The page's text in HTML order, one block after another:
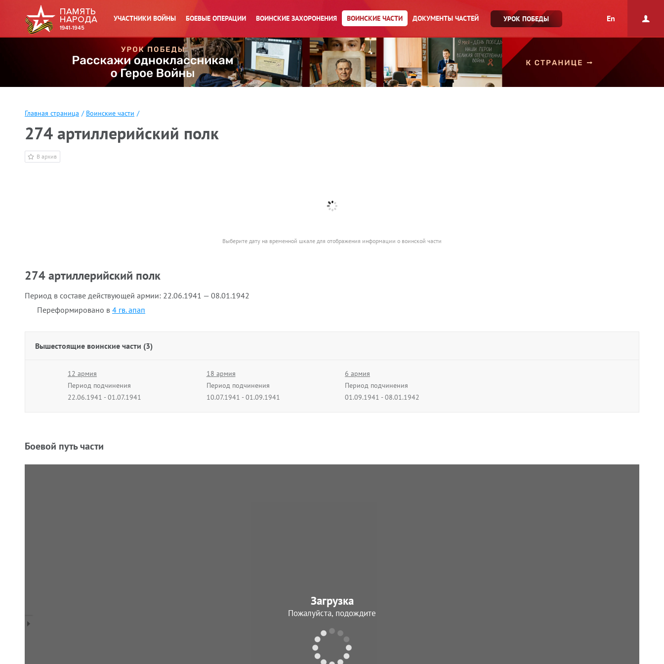
УЧАСТНИКИ ВОЙНЫ БОЕВЫЕ ОПЕРАЦИИ ВОИНСКИЕ ЗАХОРОНЕНИЯ ВОИНСКИЕ ЧАСТИ ДОКУМЕНТЫ ЧАСТЕЙ УРОК ПОБЕДЫ En
Главная страница / Воинские части /
274 артиллерийский полк
В архив
Выберите дату на временной шкале для отображения информации о воинской части
274 артиллерийский полк
Период в составе действующей армии: 22.06.1941 — 08.01.1942
Переформировано в 4 гв. апап
Вышестоящие воинские части (3)
12 армия
Период подчинения
22.06.1941 - 01.07.1941
18 армия
Период подчинения
10.07.1941 - 01.09.1941
6 армия
Период подчинения
01.09.1941 - 08.01.1942
Боевой путь части
Загрузка
Пожалуйста, подождите